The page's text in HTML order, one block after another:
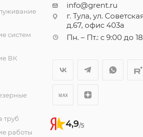
систем
ВК
труб
работы
info@grent.ru
г. Тула, ул.
д.67, офис 403а
Пн. – Пт.: с 9:00 до
4,9/5